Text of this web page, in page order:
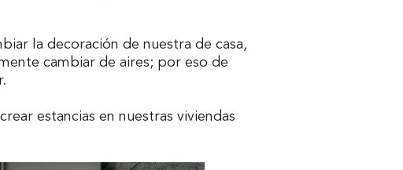
la decoración de nuestra de casa,
cambiar de aires; por eso de
estancias en nuestras viviendas